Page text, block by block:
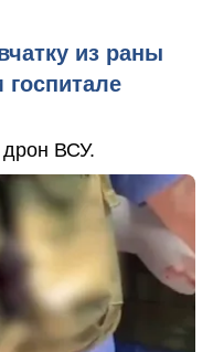
из раны
ВСУ.